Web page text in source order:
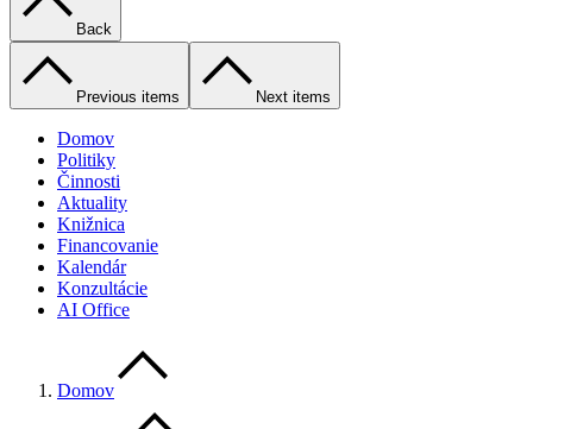
Back
Previous items Next items
Domov
Politiky
Činnosti
Aktuality
Knižnica
Financovanie
Kalendár
Konzultácie
AI Office
Domov